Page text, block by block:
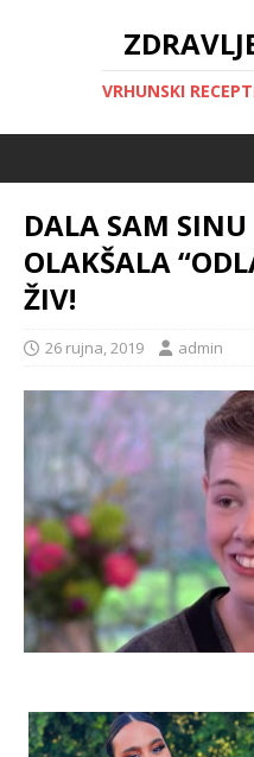
VRHUNSKI
DALA SAM
OLAKŠALA
ŽIV!
26 rujna, 2019 admin